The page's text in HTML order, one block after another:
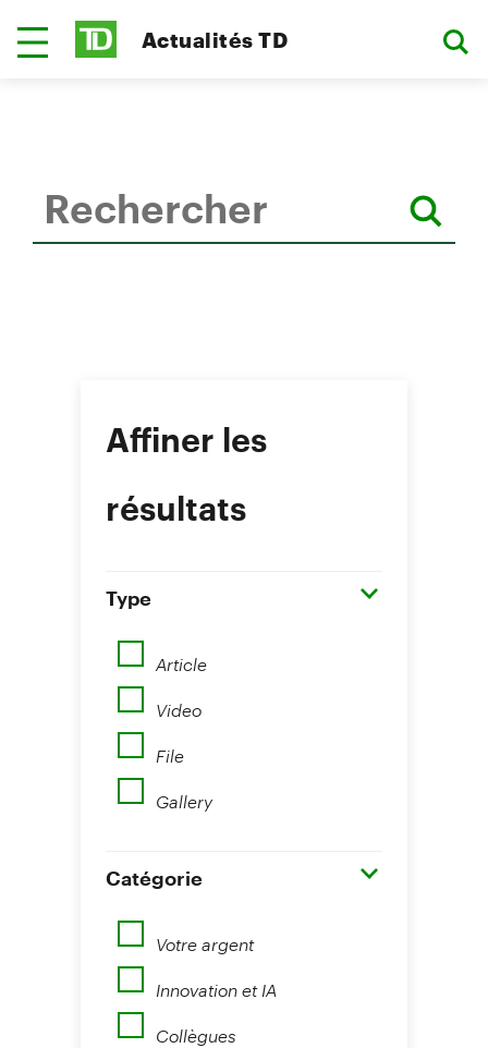
Actualités TD
Affiner les
résultats
Type
Article
Video
File
Gallery
Catégorie
Votre argent
Innovation et IA
Collègues